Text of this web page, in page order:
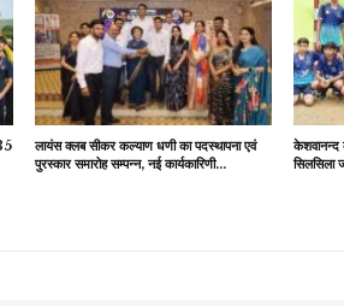
लायंस क्लब सीकर कल्याण धणी का पदस्थापना एवं
पुरस्कार समारोह सम्पन्न, नई कार्यकारिणी…
केशवानन्द
सिलसिला